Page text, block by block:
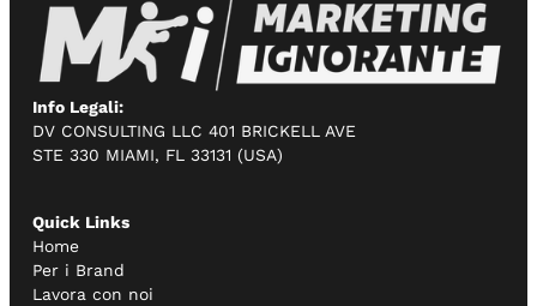
Info Legali:
DV CONSULTING LLC 401 BRICKELL AVE
STE 330 MIAMI, FL 33131 (USA)
Quick Links
Home
Per i Brand
Lavora con noi